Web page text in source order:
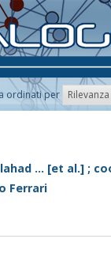
ordinati per Rilevanza
... [et al.] ;
Ferrari